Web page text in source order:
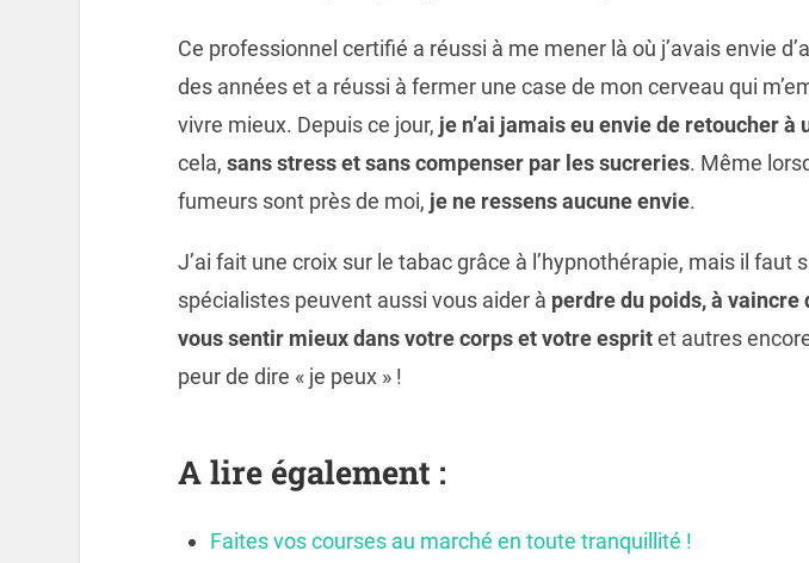
Ce professionnel certifié a réussi à me mener là où j’avais envie
des années et a réussi à fermer une case de mon cerveau qui
vivre mieux. Depuis ce jour, je n’ai jamais eu envie de retoucher à
cela, sans stress et sans compenser par les sucreries. Même
fumeurs sont près de moi, je ne ressens aucune envie.
J’ai fait une croix sur le tabac grâce à l’hypnothérapie, mais il faut
spécialistes peuvent aussi vous aider à perdre du poids, à vaincre
vous sentir mieux dans votre corps et votre espritet autres
peur de dire « je peux » !
A lire également :
Faites vos courses au marché en toute tranquillité !